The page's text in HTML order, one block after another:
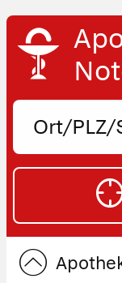
Ort,
oder
Straße